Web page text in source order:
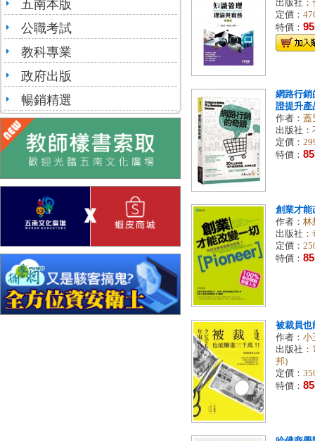
五南本版
公職考試
教科專業
政府出版
暢銷精選
出版社：
定價：
特價： 95
網路行銷
證提升產
作者： 蓋
出版社：
定價：
特價： 85
創業才能
作者： 林
出版社：
定價：
特價： 85
被裁員也
作者： 小
出版社：
邦)
定價：
特價： 85